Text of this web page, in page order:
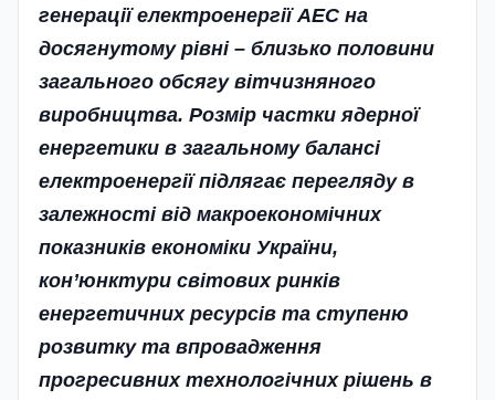
генерації електроенергії АЕС на
досягнутому рівні – близько половини
загального обсягу вітчизняного
виробництва. Розмір частки ядерної
енергетики в загальному балансі
електроенергії підлягає перегляду в
залежності від макроекономічних
показників економіки України,
кон’юнктури світових ринків
енергетичних ресурсів та ступеню
розвитку та впровадження
прогресивних технологічних рішень в